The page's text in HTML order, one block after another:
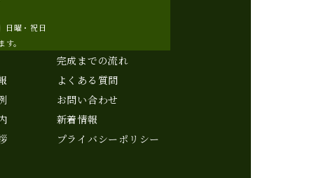
日曜・祝日
。
完成までの流れ
よくある質問
お問い合わせ
新着情報
プライバシーポリシー